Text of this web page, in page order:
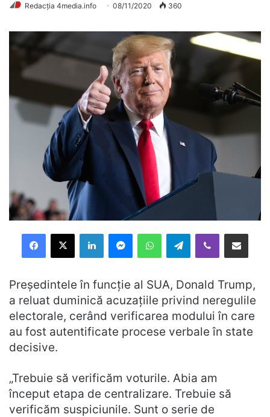
Redacția 4media.info 08/11/2020 360
Facebook
X LinkedInMessengerWhatsAppTelegramViber Distribuie prin mail
Președintele în funcție al SUA, Donald Trump,
a reluat duminică acuzațiile privind neregulile
electorale, cerând verificarea modului în care
au fost autentificate procese verbale în state
decisive.
„Trebuie să verificăm voturile. Abia am
început etapa de centralizare. Trebuie să
verificăm suspiciunile. Sunt o serie de